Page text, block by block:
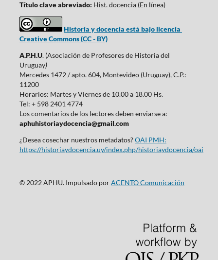
Título clave abreviado: Hist. docencia (En línea)
Historia y docencia está bajo licencia
Creative Commons (CC - BY)
A.P.H.U. (Asociación de Profesores de Historia del
Uruguay)
Mercedes 1472 / apto. 604, Montevideo (Uruguay), C.P.:
11200
Horarios: Martes y Viernes de 10.00 a 18.00 Hs.
Tel: + 598 2401 4774
Los comentarios de los lectores deben enviarse a:
aphuhistoriaydocencia@gmail.com
¿Desea cosechar nuestros metadatos?OAI PMH:
https://historiaydocencia.uy/index.php/historiaydocencia/oai
© 2022 APHU. Impulsado porACENTO Comunicación